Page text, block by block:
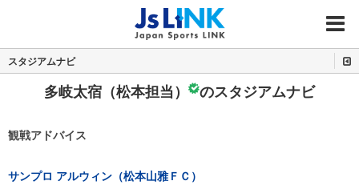
MENU
スタジアムナビ
多岐太宿（松本担当） のスタジアムナビ
観戦アドバイス
サンプロ アルウィン（松本山雅ＦＣ）